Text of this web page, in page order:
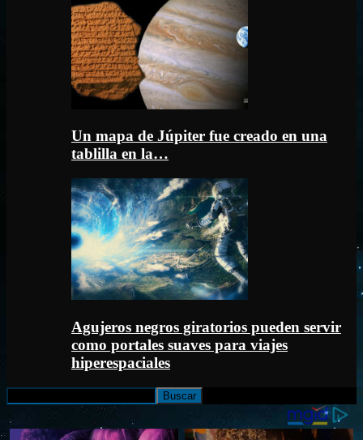
Un mapa de Júpiter fue creado en una
tablilla en la…
Agujeros negros giratorios pueden servir
como portales suaves para viajes
hiperespaciales